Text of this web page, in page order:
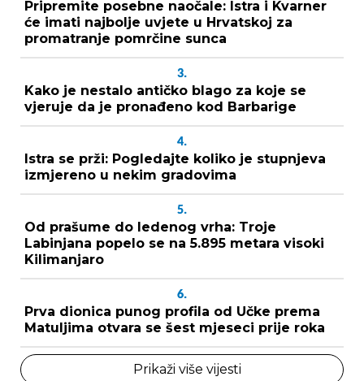
Pripremite posebne naočale: Istra i Kvarner
će imati najbolje uvjete u Hrvatskoj za
promatranje pomrčine sunca
3.
Kako je nestalo antičko blago za koje se
vjeruje da je pronađeno kod Barbarige
4.
Istra se prži: Pogledajte koliko je stupnjeva
izmjereno u nekim gradovima
5.
Od prašume do ledenog vrha: Troje
Labinjana popelo se na 5.895 metara visoki
Kilimanjaro
6.
Prva dionica punog profila od Učke prema
Matuljima otvara se šest mjeseci prije roka
Prikaži više vijesti